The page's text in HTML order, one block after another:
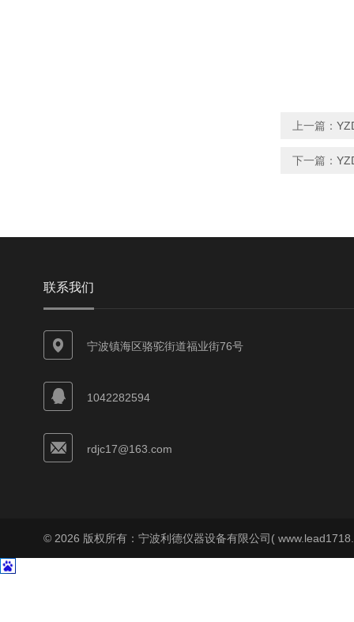
上一篇：
下一篇：
联系我们
宁波镇海区骆驼街道福业街76号
1042282594
rdjc17@163.com
© 2026 版权所有：宁波利德仪器设备有限公司(